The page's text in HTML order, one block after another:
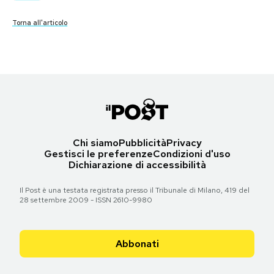
PODCAST
CALENDARIO
Torna all'articolo
Torna all'articolo
Torna all'articolo
Torna all'articolo
Torna all'articolo
Torna all'articolo
Torna all'articolo
Torna all'articolo
Torna all'articolo
Torna all'articolo
Torna all'articolo
Torna all'articolo
Torna all'articolo
Torna all'articolo
Torna all'articolo
Chi siamoPubblicitàPrivacy
Gestisci le preferenzeCondizioni d'uso
Dichiarazione di accessibilità
Il Post è una testata registrata presso il Tribunale di Milano, 419 del
28 settembre 2009 - ISSN 2610-9980
Abbonati